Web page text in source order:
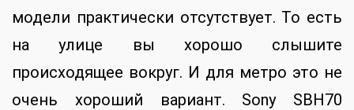
модели практически отсутствует. То есть
на улице вы хорошо слышите
происходящее вокруг. И для метро это не
очень хороший вариант. Sony SBH70